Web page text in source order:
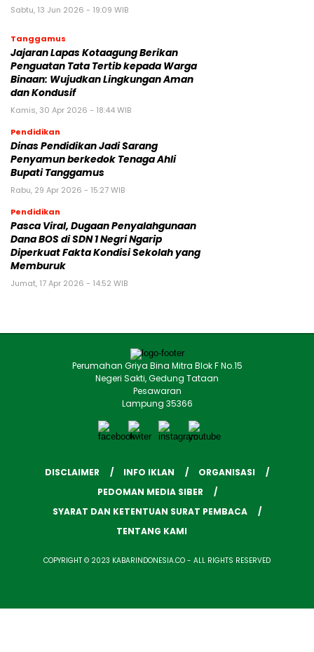
Sabtu, 13 Jun 2026 - 19:09 WIB
Tanggamus
Jajaran Lapas Kotaagung Berikan
Penguatan Tata Tertib kepada Warga
Binaan: Wujudkan Lingkungan Aman
dan Kondusif
Kamis, 30 Apr 2026 - 18:44 WIB
Pendidikan
Dinas Pendidikan Jadi Sarang
Penyamun berkedok Tenaga Ahli
Bupati Tanggamus
Rabu, 29 Apr 2026 - 15:27 WIB
Pendidikan
Pasca Viral, Dugaan Penyalahgunaan
Dana BOS di SDN 1 Negri Ngarip
Diperkuat Fakta Kondisi Sekolah yang
Memburuk
Jumat, 17 Apr 2026 - 14:52 WIB
Perumahan Griya Bina Mitra Blok F No.15
Negeri Sakti, Gedung Tataan
Pesawaran
Lampung 35366
DISCLAIMER INFO IKLAN
ORGANISASI
PEDOMAN MEDIA SIBER
SYARAT DAN KETENTUAN SURAT PEMBACA
TENTANG KAMI
COPYRIGHT © 2023 KABARINDONESIA.CO - ALL RIGHTS RESERVED